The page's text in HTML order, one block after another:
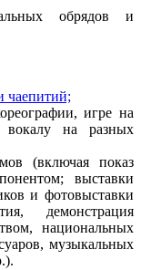
обрядов и
чаепитий;
игре на
на разных
(включая показ
выставки
и фотовыставки
демонстрация
национальных
музыкальных